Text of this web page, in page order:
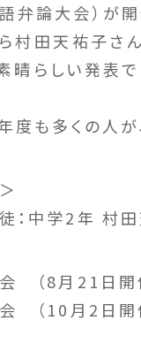
弁論大会）が開
村田天祐子さ
晴らしい発表
度も多くの人
：中学2年 村
（8月21日
（10月2日